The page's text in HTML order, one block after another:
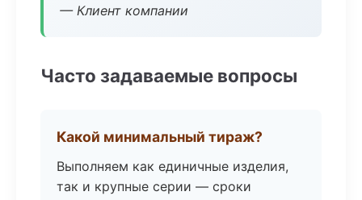
— Клиент компании
Часто задаваемые вопросы
Какой минимальный тираж?
Выполняем как единичные изделия,
так и крупные серии — сроки